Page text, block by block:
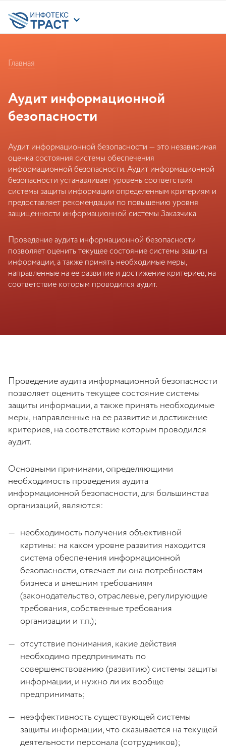
Главная
Аудит информационной
безопасности
Аудит информационной безопасности — это независимая
оценка состояния системы обеспечения
информационной безопасности. Аудит информационной
безопасности устанавливает уровень соответствия
системы защиты информации определенным критериям и
предоставляет рекомендации по повышению уровня
защищенности информационной системы Заказчика.
Проведение аудита информационной безопасности
позволяет оценить текущее состояние системы защиты
информации, а также принять необходимые меры,
направленные на ее развитие и достижение критериев, на
соответствие которым проводился аудит.
Проведение аудита информационной безопасности
позволяет оценить текущее состояние системы
защиты информации, а также принять необходимые
меры, направленные на ее развитие и достижение
критериев, на соответствие которым проводился
аудит.
Основными причинами, определяющими
необходимость проведения аудита
информационной безопасности, для большинства
организаций, являются:
необходимость получения объективной
картины: на каком уровне развития находится
система обеспечения информационной
безопасности, отвечает ли она потребностям
бизнеса и внешним требованиям
(законодательство, отраслевые, регулирующие
требования, собственные требования
организации и т.п.);
отсутствие понимания, какие действия
необходимо предпринимать по
совершенствованию (развитию) системы защиты
информации, и нужно ли их вообще
предпринимать;
неэффективность существующей системы
защиты информации, что сказывается на текущей
деятельности персонала (сотрудников);